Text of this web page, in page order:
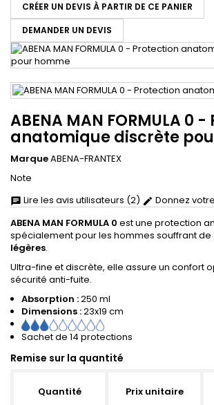
CRÉER UN DEVIS À PARTIR DE CE PANIER
DEMANDER UN DEVIS
ABENA MAN FORMULA 0
anatomique discrète
MarqueABENA-FRANTEX
Note
chat Lire les avis utilisateurs (2) edit Donnez
ABENA MAN FORMULA 0 est une protection
spécialement pour les hommes souffrant de
légères.
Ultra-fine et discrète, elle assure un confort
sécurité anti-fuite.
Absorption :250 ml
Dimensions :23x19 cm
Sachet de 14 protections
Remise sur la quantité
Quantité Prix unitaire